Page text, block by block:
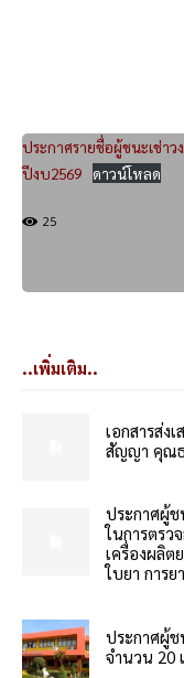
ประกาศรายชื่อผู้ชนะเช่าว
ปีงบ2569
ดาวน์โหลด
25
..เพิ่มเติม..
เอกสารส่ง
สัญญา คุณธ
ประกาศผู้ช
ในการตรว
เครื่องผลิต
ใบยา การ
ประกาศผู้ช
จำนวน 20